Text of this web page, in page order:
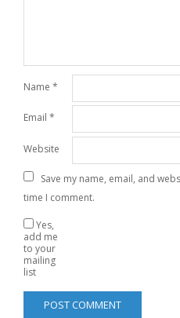
Name *
Email *
Website
Save my name, email, and
time I comment.
Yes,
add me
to your
mailing
list